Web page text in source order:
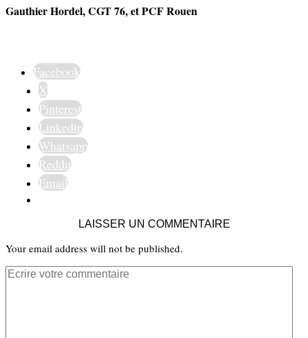
Gauthier Hordel, CGT 76, et PCF Rouen
Facebook
X
Pinterest
Linkedin
Whatsapp
Reddit
Email
LAISSER UN COMMENTAIRE
Your email address will not be published.